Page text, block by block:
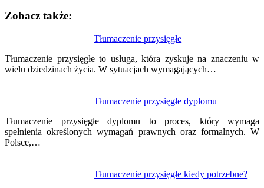
Zobacz także:
Tłumaczenie przysięgłe
Tłumaczenie przysięgłe to usługa, która zyskuje na znaczeniu w
wielu dziedzinach życia. W sytuacjach wymagających…
Tłumaczenie przysięgłe dyplomu
Tłumaczenie przysięgłe dyplomu to proces, który wymaga
spełnienia określonych wymagań prawnych oraz formalnych. W
Polsce,…
Tłumaczenie przysięgłe kiedy potrzebne?
wpisu